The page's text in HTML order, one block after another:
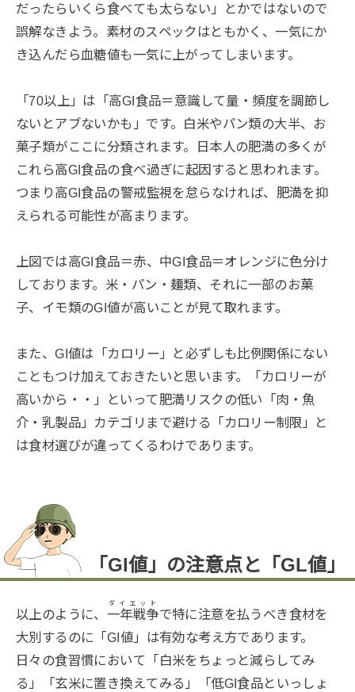
だったらいくら食べても太らない」とかではないので
誤解なきよう。素材のスペックはともかく、一気にか
き込んだら血糖値も一気に上がってしまいます。
「70以上」は「高GI食品＝意識して量・頻度を調節し
ないとアブないかも」です。白米やパン類の大半、お
菓子類がここに分類されます。日本人の肥満の多くが
これら高GI食品の食べ過ぎに起因すると思われます。
つまり高GI食品の警戒監視を怠らなければ、肥満を抑
えられる可能性が高まります。
上図では高GI食品＝赤、中GI食品＝オレンジに色分け
しております。米・パン・麺類、それに一部のお菓
子、イモ類のGI値が高いことが見て取れます。
また、GI値は「カロリー」と必ずしも比例関係にない
こともつけ加えておきたいと思います。「カロリーが
高いから・・」といって肥満リスクの低い「肉・魚
介・乳製品」カテゴリまで避ける「カロリー制限」と
は食材選びが違ってくるわけであります。
「GI値」の注意点と「GL値」
以上のように、 一年戦争
ダイエット
で特に注意を払うべき食材を
大別するのに「GI値」は有効な考え方であります。
日々の食習慣において「白米をちょっと減らしてみ
る」「玄米に置き換えてみる」「低GI食品といっしょ